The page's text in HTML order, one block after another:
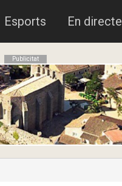
Esports En directe
Publicitat